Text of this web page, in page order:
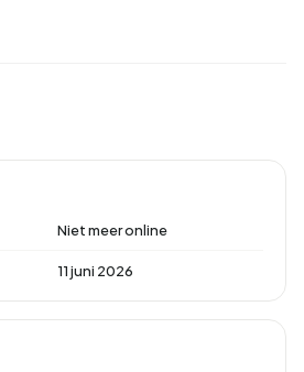
Niet meer online
11 juni 2026